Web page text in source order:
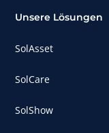
Unsere Lösungen
SolAsset
SolCare
SolShow